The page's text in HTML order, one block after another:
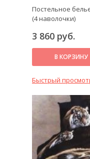
Постельное
(4 наволочки)
3 860 руб.
В КОРЗИНУ
Быстрый